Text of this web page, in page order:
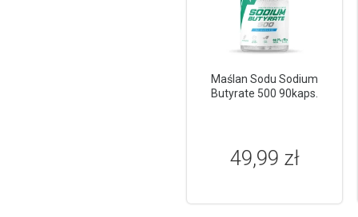
Maślan Sodu Sodium
Butyrate 500 90kaps.
49,99 zł